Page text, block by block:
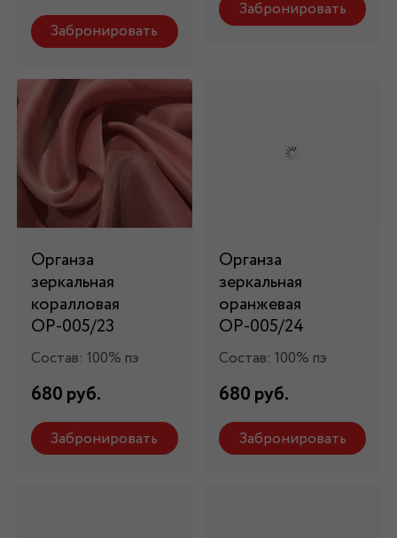
Забронировать
Забронировать
Органза
зеркальная
коралловая
ОР-005/23
Состав: 100% пэ
680 руб.
Забронировать
Органза
зеркальная
оранжевая
ОР-005/24
Состав: 100% пэ
680 руб.
Забронировать